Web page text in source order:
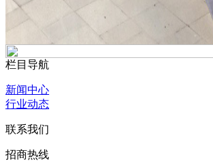
栏目导航
新闻中心
行业动态
联系我们
招商热线